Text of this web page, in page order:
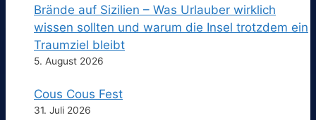
Brände auf Sizilien – Was Urlauber wirklich
wissen sollten und warum die Insel trotzdem ein
Traumziel bleibt
5. August 2026
Cous Cous Fest
31. Juli 2026